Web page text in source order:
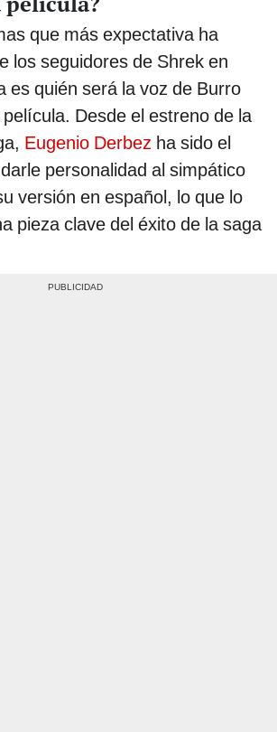
que más expectativa ha
los seguidores de Shrek en
es quién será la voz de Burro
Desde el estreno de la
Eugenio Derbez ha sido el
personalidad al simpático
versión en español, lo que lo
pieza clave del éxito de la saga